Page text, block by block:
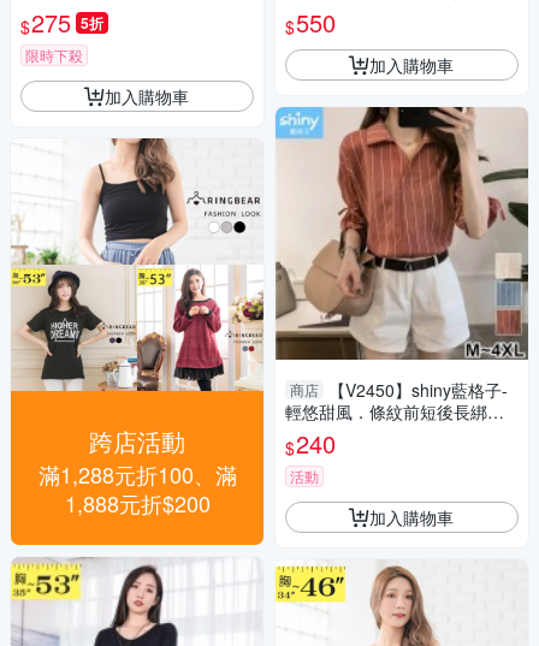
版上衣(黑.粉.綠S-2L)-U180眼
圈熊中大尺碼
$275 5折
限時下殺
加入購物車
跨店活動
滿1,288元折100、滿
1,888元折$200
上衣(白.黑L-3L)-U777眼圈熊中
大尺碼
$550
加入購物車
商店
【V2450】shiny藍格子-
輕悠甜風．條紋前短後長綁帶
袖上衣
$240
活動
加入購物車